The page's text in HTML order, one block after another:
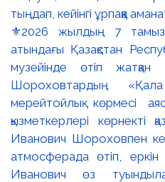
⚜️2026 жылдың 7 тамыз
атындағы Қазақстан
музейінде өтіп
Шороховтардың
мерейтойлық көрмесі
қызметкерлері көрнекті
Иванович Шороховпен
атмосферада өтіп,
Иванович өз